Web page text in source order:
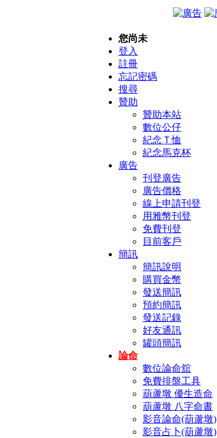
您尚未
登入
註冊
忘記密碼
搜尋
贊助
贊助本站
數位公仔
紀念Ｔ恤
紀念馬克杯
廣告
刊登廣告
廣告價格
線上申請刊登
用雅幣刊登
免費刊登
目前客戶
簡訊
簡訊說明
購買金幣
發送簡訊
預約簡訊
發送記錄
好友通訊
罐頭簡訊
論命
數位論命舘
免費排盤工具
葫蘆墩 優生造命
葫蘆墩 八字命書
影音論命(葫蘆墩)
影音占卜(葫蘆墩)